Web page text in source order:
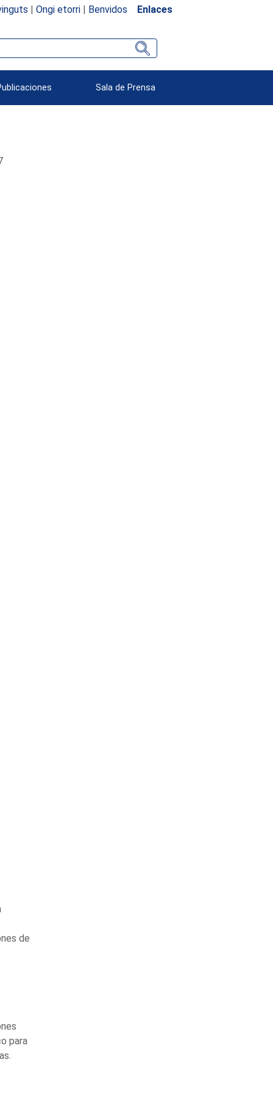
| Ongi etorri| Benvidos Enlaces
Sala de Prensa
de
para